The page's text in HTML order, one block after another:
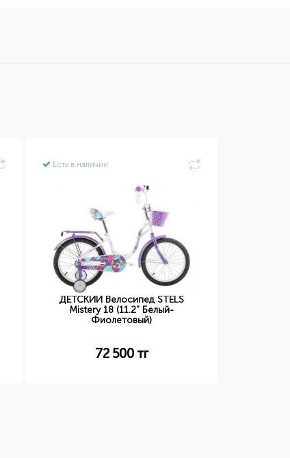
Есть в наличии
ДЕТСКИЙ Велосипед STELS
Mistery 18 (11.2" Белый-
Фиолетовый)
72 500тг